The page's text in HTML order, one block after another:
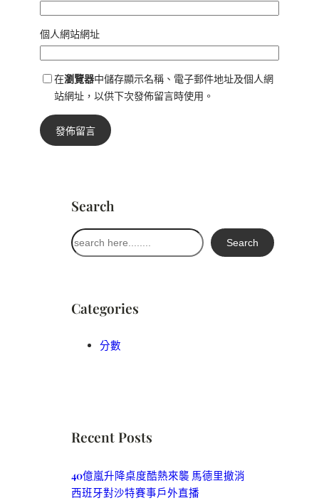
個人網站網址
在瀏覽器中儲存顯示名稱、電子郵件地址及個人網
站網址，以供下次發佈留言時使用。
Search
搜
尋
Search
Categories
分數
Recent Posts
40億嵐升降桌度酷熱來襲 馬德里撤消
西班牙對沙特賽事戶外直播